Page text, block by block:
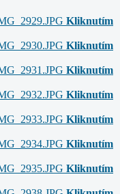
Kliknutím
Kliknutím
Kliknutím
Kliknutím
Kliknutím
Kliknutím
Kliknutím